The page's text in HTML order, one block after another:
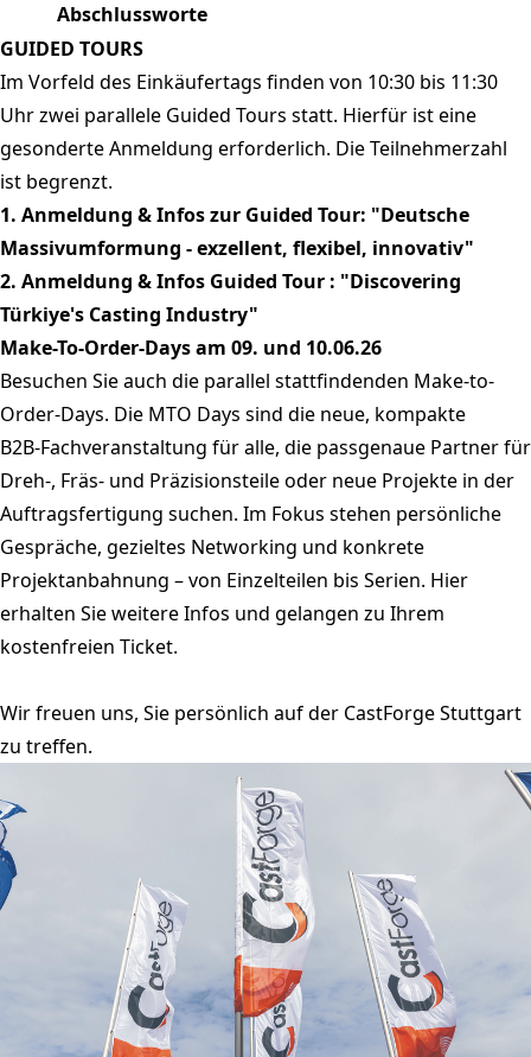
Abschlussworte
GUIDED TOURS
Im Vorfeld des Einkäufertags finden von 10:30 bis 11:30
Uhr zwei parallele Guided Tours statt. Hierfür ist eine
gesonderte Anmeldung erforderlich. Die Teilnehmerzahl
ist begrenzt.
1. Anmeldung & Infos zur Guided Tour: "Deutsche
Massivumformung - exzellent, flexibel, innovativ"
2. Anmeldung & Infos Guided Tour : "Discovering
Türkiye's Casting Industry"
Make-To-Order-Days am 09. und 10.06.26
Besuchen Sie auch die parallel stattfindenden Make-to-
Order-Days. Die MTO Days sind die neue, kompakte
B2B‑Fachveranstaltung für alle, die passgenaue Partner für
Dreh‑, Fräs‑ und Präzisionsteile oder neue Projekte in der
Auftragsfertigung suchen. Im Fokus stehen persönliche
Gespräche, gezieltes Networking und konkrete
Projektanbahnung – von Einzelteilen bis Serien. Hier
erhalten Sie weitere Infos und gelangen zu Ihrem
kostenfreien Ticket.
Wir freuen uns, Sie persönlich auf der CastForge Stuttgart
zu treffen.